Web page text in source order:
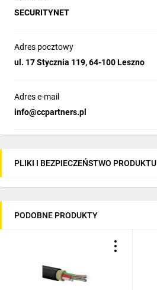
SECURITYNET
Adres pocztowy
ul. 17 Stycznia 119, 64-100 Leszno
Adres e-mail
info@ccpartners.pl
PLIKI I BEZPIECZEŃSTWO PRODUKTU
PODOBNE PRODUKTY